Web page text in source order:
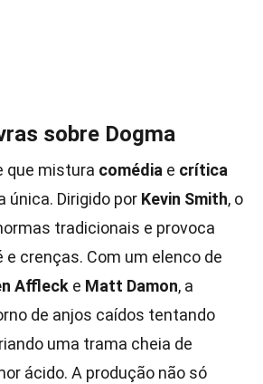
sobre Dogma
que mistura comédia e crítica
única. Dirigido por Kevin Smith, o
tradicionais e provoca
crenças. Com um elenco de
Affleck e Matt Damon, a
de anjos caídos tentando
uma trama cheia de
ácido. A produção não só